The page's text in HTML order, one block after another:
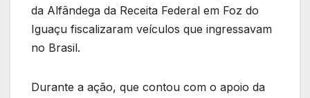
da Alfândega da Receita Federal em Foz do
Iguaçu fiscalizaram veículos que ingressavam
no Brasil.
Durante a ação, que contou com o apoio da